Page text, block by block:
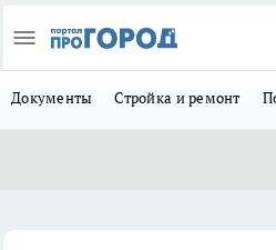
Документы Стройка и ремонт